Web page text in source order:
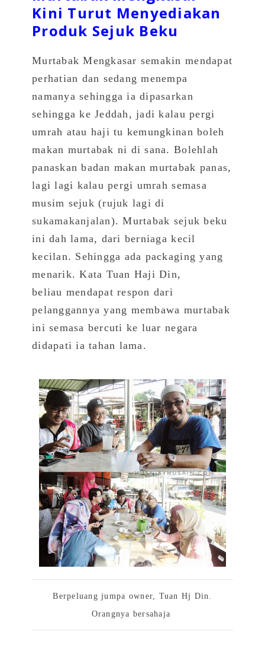
Kini Turut Menyediakan
Produk Sejuk Beku
Murtabak Mengkasar semakin mendapat
perhatian dan sedang menempa
namanya sehingga ia dipasarkan
sehingga ke Jeddah, jadi kalau pergi
umrah atau haji tu kemungkinan boleh
makan murtabak ni di sana. Bolehlah
panaskan badan makan murtabak panas,
lagi lagi kalau pergi umrah semasa
musim sejuk (rujuk lagi di
sukamakanjalan). Murtabak sejuk beku
ini dah lama, dari berniaga kecil
kecilan. Sehingga ada packaging yang
menarik. Kata Tuan Haji Din,
beliau mendapat respon dari
pelanggannya yang membawa murtabak
ini semasa bercuti ke luar negara
didapati ia tahan lama.
Berpeluang jumpa owner, Tuan Hj Din.
Orangnya bersahaja